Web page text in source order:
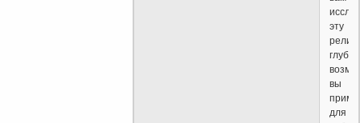
эту
вы
для